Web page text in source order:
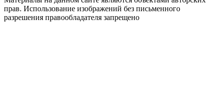
прав. Использование изображений без письменного
разрешения правообладателя запрещено